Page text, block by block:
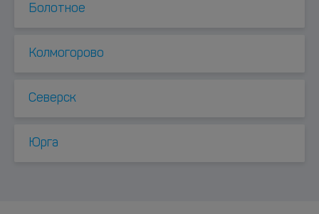
Болотное
Колмогорово
Северск
Юрга